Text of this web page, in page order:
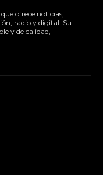
ofrece noticias,
radio y digital. Su
y de calidad,